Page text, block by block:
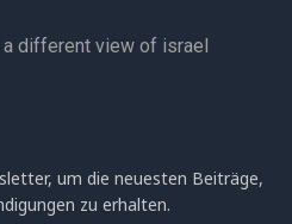
different view of israel
um die neuesten Beiträge,
zu erhalten.